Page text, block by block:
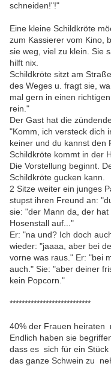
schneiden!"!"
Eine kleine Schildkröte
zum Kassierer vom Kino,
sie weg, viel zu klein. Sie
hilft nix.
Schildkröte sitzt am
des Weges u. fragt sie,
mal gern in einen
rein."
Der Gast hat die
"Komm, ich versteck dich
keiner und du kannst den
Schildkröte kommt in der
Die Vorstellung beginnt.
Schildkröte gucken kann.
2 Sitze weiter ein junges
stupst ihren Freund an:
sie: "der Mann da, der hat
Hosenstall auf..."
Er: "na und? Ich doch
wieder: "jaaaa, aber bei
vorne was raus." Er: "bei
auch." Sie: "aber deiner
kein Popcorn."
***************************
40% der Frauen heiraten
Endlich haben sie
dass es sich für ein Stück
das ganze Schwein zu